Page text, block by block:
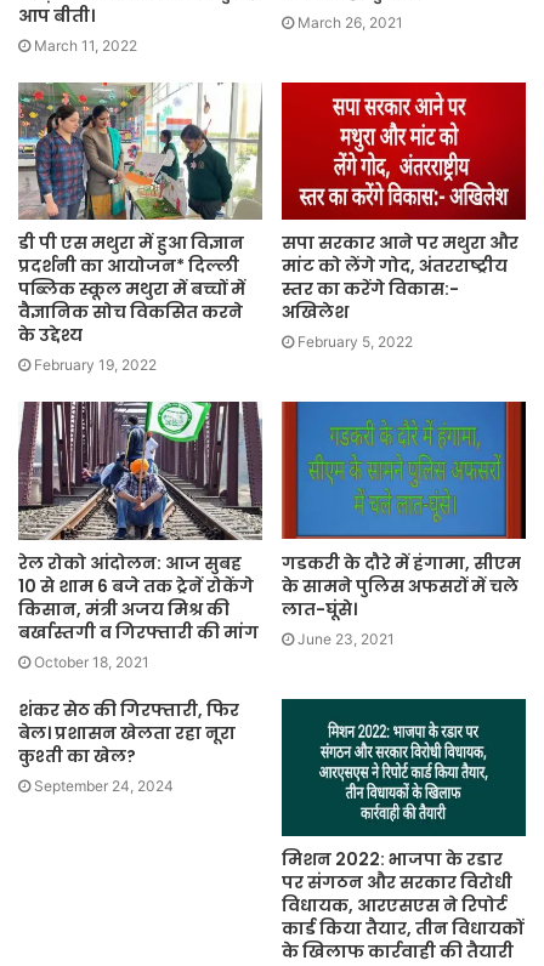
आप बीती।
March 11, 2022
March 26, 2021
डी पी एस मथुरा में हुआ विज्ञान
प्रदर्शनी का आयोजन* दिल्ली
पब्लिक स्कूल मथुरा में बच्चों में
वैज्ञानिक सोच विकसित करने
के उद्देश्य
February 19, 2022
सपा सरकार आने पर मथुरा और
मांट को लेंगे गोद, अंतरराष्ट्रीय
स्तर का करेंगे विकास:-
अखिलेश
February 5, 2022
रेल रोको आंदोलन: आज सुबह
10 से शाम 6 बजे तक ट्रेनें रोकेंगे
किसान, मंत्री अजय मिश्र की
बर्खास्तगी व गिरफ्तारी की मांग
October 18, 2021
गडकरी के दौरे में हंगामा, सीएम
के सामने पुलिस अफसरों में चले
लात-घूंसे।
June 23, 2021
शंकर सेठ की गिरफ्तारी, फिर
बेल। प्रशासन खेलता रहा नूरा
कुश्ती का खेल?
September 24, 2024
मिशन 2022: भाजपा के रडार
पर संगठन और सरकार विरोधी
विधायक, आरएसएस ने रिपोर्ट
कार्ड किया तैयार, तीन विधायकों
के खिलाफ कार्रवाही की तैयारी